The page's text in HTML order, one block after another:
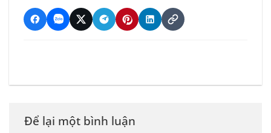
Để lại một bình luận